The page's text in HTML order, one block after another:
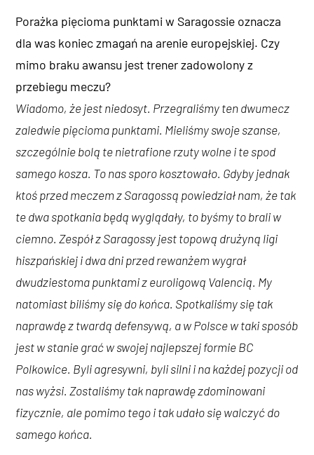
Porażka pięcioma punktami w Saragossie oznacza
dla was koniec zmagań na arenie europejskiej. Czy
mimo braku awansu jest trener zadowolony z
przebiegu meczu?
Wiadomo, że jest niedosyt. Przegraliśmy ten dwumecz
zaledwie pięcioma punktami. Mieliśmy swoje szanse,
szczególnie bolą te nietrafione rzuty wolne i te spod
samego kosza. To nas sporo kosztowało. Gdyby jednak
ktoś przed meczem z Saragossą powiedział nam, że tak
te dwa spotkania będą wyglądały, to byśmy to brali w
ciemno. Zespół z Saragossy jest topową drużyną ligi
hiszpańskiej i dwa dni przed rewanżem wygrał
dwudziestoma punktami z euroligową Valencią. My
natomiast biliśmy się do końca. Spotkaliśmy się tak
naprawdę z twardą defensywą, a w Polsce w taki sposób
jest w stanie grać w swojej najlepszej formie BC
Polkowice. Byli agresywni, byli silni i na każdej pozycji od
nas wyżsi. Zostaliśmy tak naprawdę zdominowani
fizycznie, ale pomimo tego i tak udało się walczyć do
samego końca.